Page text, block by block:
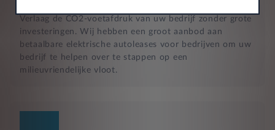
Verlaag de CO2-voetafdruk van uw bedrijf zonder grote
investeringen. Wij hebben een groot aanbod aan
betaalbare elektrische autoleases voor bedrijven om uw
bedrijf te helpen over te stappen op een
milieuvriendelijke vloot.